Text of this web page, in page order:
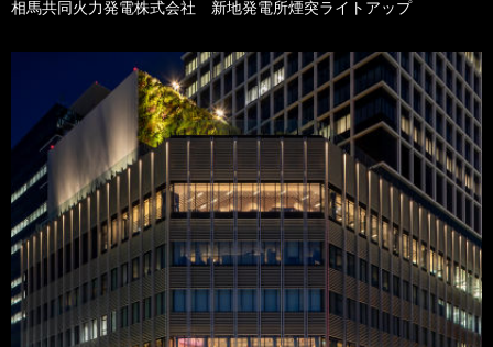
相馬共同火力発電株式会社 新地発電所煙突ライトアップ